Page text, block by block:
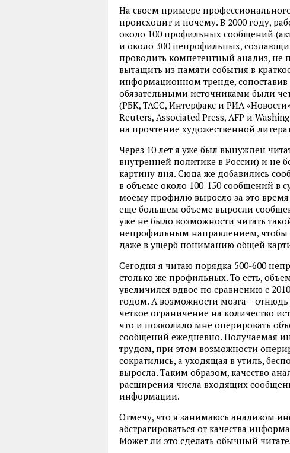
На своем примере
происходит и почему. В 2000 году,
около 100 профильных сообщений
и около 300 непрофильных,
проводить компетентный анализ, не
вытащить из памяти события в
информационном тренде,
обязательными источниками были
(РБК, ТАСС, Интерфакс и РИА
Reuters, Associated Press, AFP и
на прочтение художественной
Через 10 лет я уже был вынужден
внутренней политике в России) и не
картину дня. Сюда же добавились
в объеме около 100-150 сообщений в
моему профилю выросло за это
еще большем объеме выросли
уже не было возможности читать
непрофильным направлением, чтобы
даже в ущерб пониманию общей
Сегодня я читаю порядка 500-600
столько же профильных. То есть,
увеличился вдвое по сравнению с
годом. А возможности мозга – отнюдь
четкое ограничение на количество
что и позволило мне оперировать
сообщений ежедневно. Получаемая
трудом, при этом возможности
сократились, а уходящая в утиль,
выросла. Таким образом, качество
расширения числа входящих
информации.
Отмечу, что я занимаюсь анализом
абстрагироваться от качества
Может ли это сделать обычный